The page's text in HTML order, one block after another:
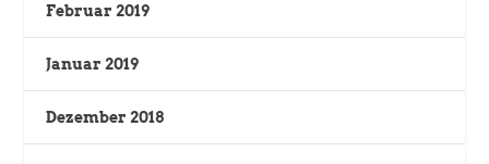
Februar 2019
Januar 2019
Dezember 2018